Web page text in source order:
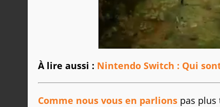
À lire aussi : Nintendo Switch : Qui
Comme nous vous en parlions pas